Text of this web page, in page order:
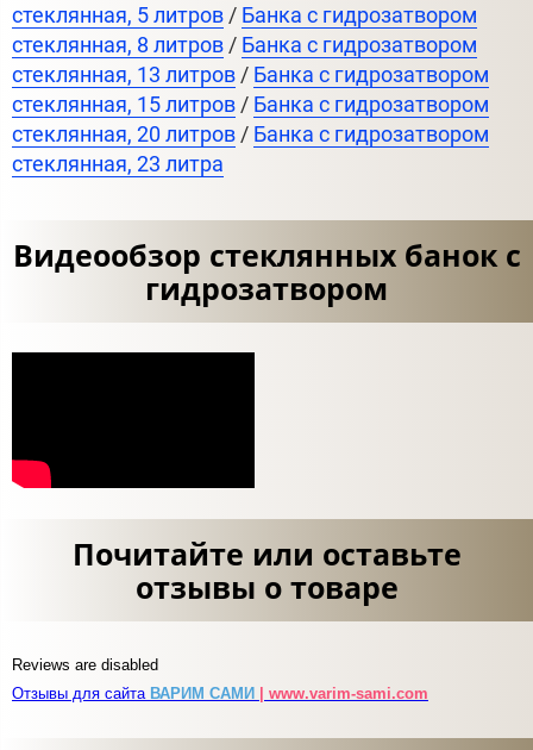
стеклянная, 5 литров/ Банка с гидрозатвором
стеклянная, 8 литров/ Банка с гидрозатвором
стеклянная, 13 литров/ Банка с гидрозатвором
стеклянная, 15 литров/ Банка с гидрозатвором
стеклянная, 20 литров/ Банка с гидрозатвором
стеклянная, 23 литра
Видеообзор стеклянных банок с
гидрозатвором
Почитайте или оставьте
отзывы о товаре
Reviews are disabled
Отзывы для сайта ВАРИМ САМИ | www.varim-sami.com